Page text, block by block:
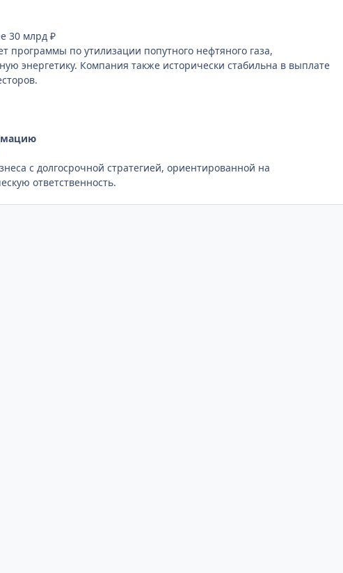
30 млрд ₽
программы по утилизации попутного нефтяного газа,
энергетику. Компания также исторически стабильна в выплате
с долгосрочной стратегией, ориентированной на
ответственность.